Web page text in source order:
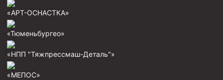
Пробки цементировочные
Скребки корончатые СК и тросовые СТ
Башмаки колонные
«АРТ-ОСНАСТКА»
«Тюменьбургео»
«НПП "Тяжпрессмаш-Деталь"»
«МЕПОС»